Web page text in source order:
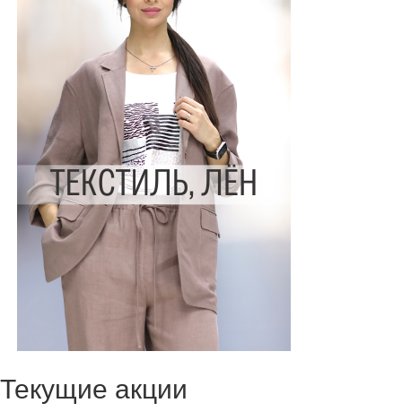
Текущие акции